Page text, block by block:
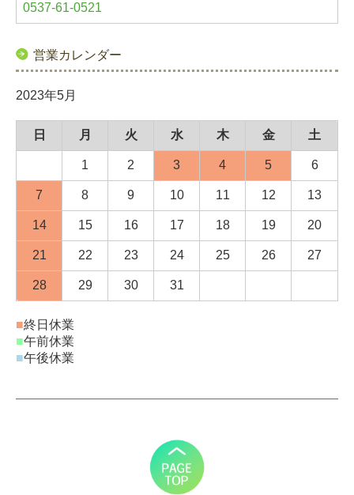
0537-61-0521
営業カレンダー
2023年5月
日 月 火 水 木 金 土
1 2 3 4 5 6
7 8 9 10 11 12 13
14 15 16 17 18 19 20
21 22 23 24 25 26 27
28 29 30 31
■終日休業
■午前休業
■午後休業